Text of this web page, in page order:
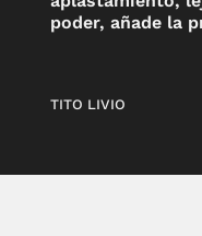
poder, añade la
TITO LIVIO